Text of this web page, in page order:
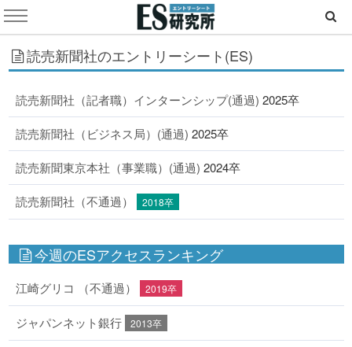
読売新聞社のエントリーシート(ES)
読売新聞社（記者職）インターンシップ(通過) 2025卒
読売新聞社（ビジネス局）(通過) 2025卒
読売新聞東京本社（事業職）(通過) 2024卒
読売新聞社（不通過） 2018卒
今週のESアクセスランキング
江崎グリコ （不通過） 2019卒
ジャパンネット銀行 2013卒